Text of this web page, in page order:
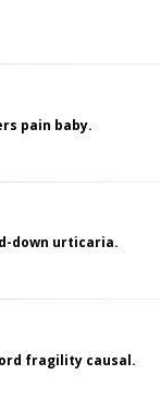
pain baby.
down urticaria.
fragility causal.